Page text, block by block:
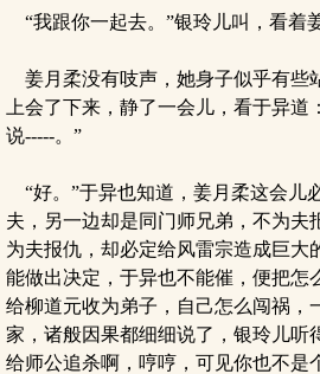
“我跟你一起去。”银玲儿叫，看着
姜月柔没有吱声，她身子似乎有些
上会了下来，静了一会儿，看于异道
说-----。”
“好。”于异也知道，姜月柔这会儿
夫，另一边却是同门师兄弟，不为夫
为夫报仇，却必定给风雷宗造成巨大
能做出决定，于异也不能催，便把怎
给柳道元收为弟子，自己怎么闯祸，
家，诸般因果都细细说了，银玲儿听
给师公追杀啊，哼哼，可见你也不是